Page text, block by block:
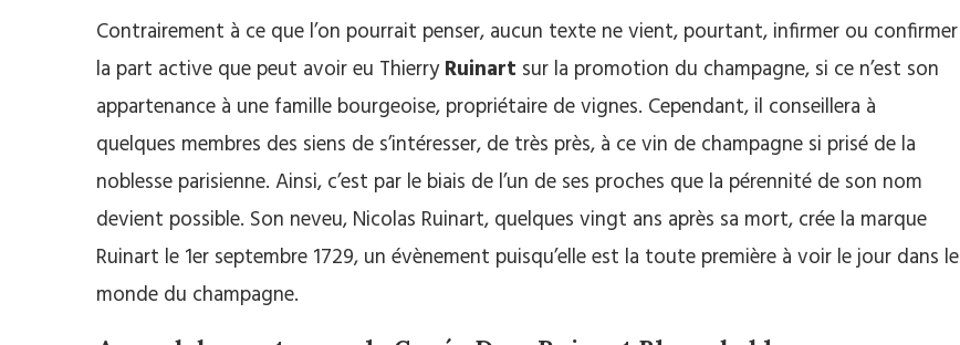
Contrairement à ce que l’on pourrait penser, aucun texte ne vient, pourtant, infirmer ou confirmer
la part active que peut avoir eu ThierryRuinart sur la promotion du champagne, si ce n’est son
appartenance à une famille bourgeoise, propriétaire de vignes. Cependant, il conseillera à
quelques membres des siens de s’intéresser, de très près, à ce vin de champagne si prisé de la
noblesse parisienne. Ainsi, c’est par le biais de l’un de ses proches que la pérennité de son nom
devient possible. Son neveu, Nicolas Ruinart, quelques vingt ans après sa mort, crée la marque
Ruinart le 1er septembre 1729, un évènement puisqu’elle est la toute première à voir le jour dans le
monde du champagne.